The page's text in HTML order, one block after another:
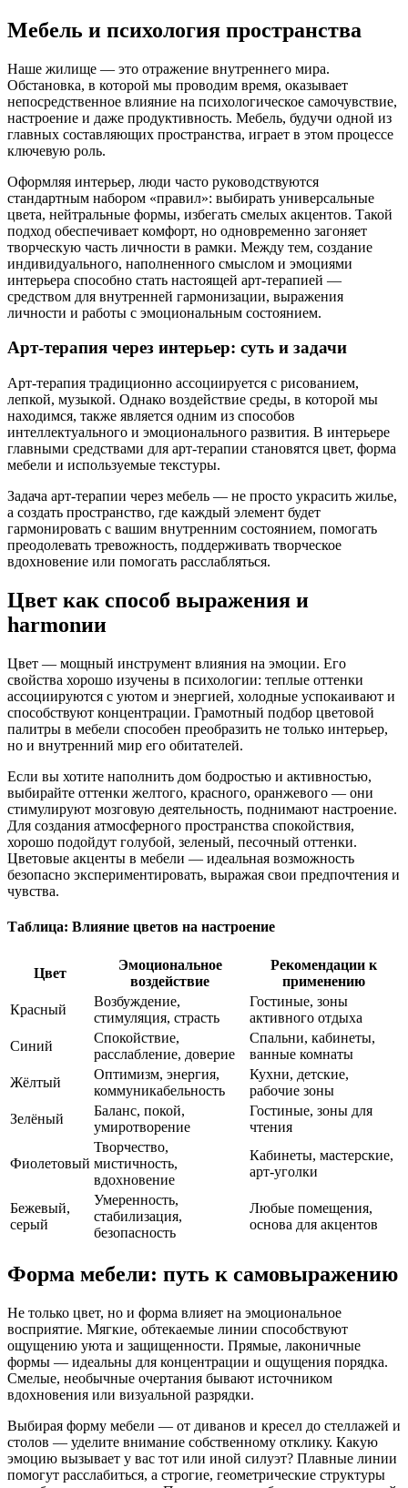
Мебель и психология пространства
Наше жилище — это отражение внутреннего мира.
Обстановка, в которой мы проводим время, оказывает
непосредственное влияние на психологическое самочувствие,
настроение и даже продуктивность. Мебель, будучи одной из
главных составляющих пространства, играет в этом процессе
ключевую роль.
Оформляя интерьер, люди часто руководствуются
стандартным набором «правил»: выбирать универсальные
цвета, нейтральные формы, избегать смелых акцентов. Такой
подход обеспечивает комфорт, но одновременно загоняет
творческую часть личности в рамки. Между тем, создание
индивидуального, наполненного смыслом и эмоциями
интерьера способно стать настоящей арт-терапией —
средством для внутренней гармонизации, выражения
личности и работы с эмоциональным состоянием.
Арт-терапия через интерьер: суть и задачи
Арт-терапия традиционно ассоциируется с рисованием,
лепкой, музыкой. Однако воздействие среды, в которой мы
находимся, также является одним из способов
интеллектуального и эмоционального развития. В интерьере
главными средствами для арт-терапии становятся цвет, форма
мебели и используемые текстуры.
Задача арт-терапии через мебель — не просто украсить жилье,
а создать пространство, где каждый элемент будет
гармонировать с вашим внутренним состоянием, помогать
преодолевать тревожность, поддерживать творческое
вдохновение или помогать расслабляться.
Цвет как способ выражения и
harmonии
Цвет — мощный инструмент влияния на эмоции. Его
свойства хорошо изучены в психологии: теплые оттенки
ассоциируются с уютом и энергией, холодные успокаивают и
способствуют концентрации. Грамотный подбор цветовой
палитры в мебели способен преобразить не только интерьер,
но и внутренний мир его обитателей.
Если вы хотите наполнить дом бодростью и активностью,
выбирайте оттенки желтого, красного, оранжевого — они
стимулируют мозговую деятельность, поднимают настроение.
Для создания атмосферного пространства спокойствия,
хорошо подойдут голубой, зеленый, песочный оттенки.
Цветовые акценты в мебели — идеальная возможность
безопасно экспериментировать, выражая свои предпочтения и
чувства.
Таблица: Влияние цветов на настроение
Цвет
Эмоциональное
воздействие
Рекомендации к
применению
Красный
Возбуждение,
стимуляция, страсть
Гостиные, зоны
активного отдыха
Синий
Спокойствие,
расслабление, доверие
Спальни, кабинеты,
ванные комнаты
Жёлтый
Оптимизм, энергия,
коммуникабельность
Кухни, детские,
рабочие зоны
Зелёный
Баланс, покой,
умиротворение
Гостиные, зоны для
чтения
Фиолетовый
Творчество,
мистичность,
вдохновение
Кабинеты, мастерские,
арт-уголки
Бежевый,
серый
Умеренность,
стабилизация,
безопасность
Любые помещения,
основа для акцентов
Форма мебели: путь к самовыражению
Не только цвет, но и форма влияет на эмоциональное
восприятие. Мягкие, обтекаемые линии способствуют
ощущению уюта и защищенности. Прямые, лаконичные
формы — идеальны для концентрации и ощущения порядка.
Смелые, необычные очертания бывают источником
вдохновения или визуальной разрядки.
Выбирая форму мебели — от диванов и кресел до стеллажей и
столов — уделите внимание собственному отклику. Какую
эмоцию вызывает у вас тот или иной силуэт? Плавные линии
помогут расслабиться, а строгие, геометрические структуры